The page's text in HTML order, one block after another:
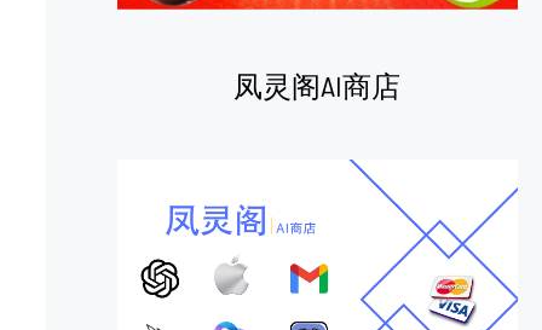
凤灵阁AI商店